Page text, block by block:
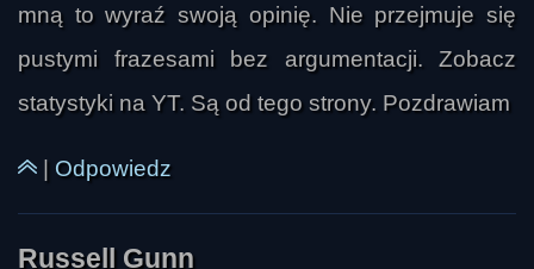
mną to wyraź swoją opinię. Nie przejmuje się
pustymi frazesami bez argumentacji. Zobacz
statystyki na YT. Są od tego strony. Pozdrawiam
Odpowiedz